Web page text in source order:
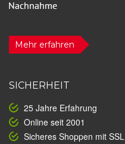
Mehr erfahren
SICHERHEIT
25 Jahre Erfahrung
Online seit 2001
Sicheres Shoppen mit SSL